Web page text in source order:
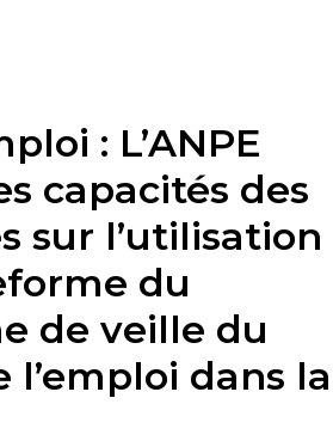
: L’ANPE
capacités des
sur l’utilisation
du
de veille du
l’emploi dans la